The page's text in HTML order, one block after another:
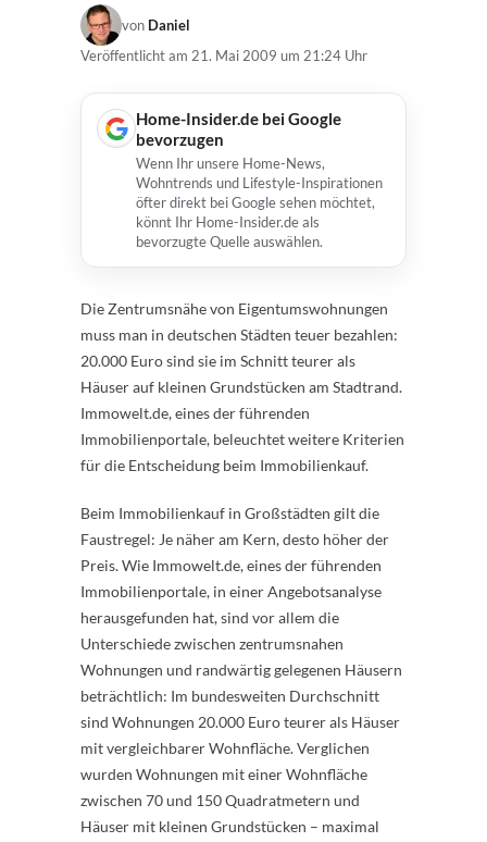
von Daniel
Veröffentlicht am 21. Mai 2009 um 21:24 Uhr
Home-Insider.de bei Google
bevorzugen
Wenn Ihr unsere Home-News,
Wohntrends und Lifestyle-Inspirationen
öfter direkt bei Google sehen möchtet,
könnt Ihr Home-Insider.de als
bevorzugte Quelle auswählen.
Die Zentrumsnähe von Eigentumswohnungen
muss man in deutschen Städten teuer bezahlen:
20.000 Euro sind sie im Schnitt teurer als
Häuser auf kleinen Grundstücken am Stadtrand.
Immowelt.de, eines der führenden
Immobilienportale, beleuchtet weitere Kriterien
für die Entscheidung beim Immobilienkauf.
Beim Immobilienkauf in Großstädten gilt die
Faustregel: Je näher am Kern, desto höher der
Preis. Wie Immowelt.de, eines der führenden
Immobilienportale, in einer Angebotsanalyse
herausgefunden hat, sind vor allem die
Unterschiede zwischen zentrumsnahen
Wohnungen und randwärtig gelegenen Häusern
beträchtlich: Im bundesweiten Durchschnitt
sind Wohnungen 20.000 Euro teurer als Häuser
mit vergleichbarer Wohnfläche. Verglichen
wurden Wohnungen mit einer Wohnfläche
zwischen 70 und 150 Quadratmetern und
Häuser mit kleinen Grundstücken – maximal